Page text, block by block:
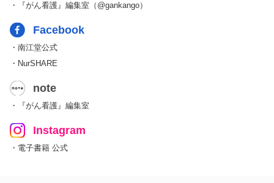
・『がん看護』編集室（@gankango）
Facebook
・南江堂公式
・NurSHARE
note
・『がん看護』編集室
Instagram
・電子書籍 公式